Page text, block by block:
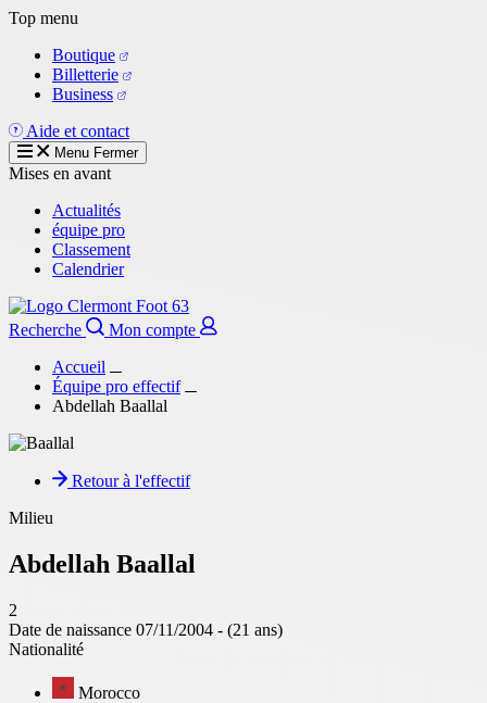
Aller
contenu
principal
Top menu
Boutique
Billetterie
Business
Aide et contact
Menu Fermer
Mises en avant
Actualités
équipe pro
Classement
Calendrier
Recherche
Mon compte
Accueil
Équipe pro effectif
Abdellah Baallal
Retour à l'effectif
Milieu
Abdellah Baallal
2
Date de naissance 07/11/2004 - (21 ans)
Nationalité
Morocco